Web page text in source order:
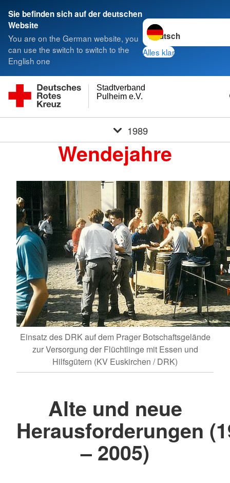
Sie befinden sich auf der deutschen
Website
You are on the German website, you
can use the switch to switch to the
English one
Sprache wechseln zu
Alles klar
Pulheim e.V.
Stadtverband
1989
Wendejahre
Einsatz des DRK auf dem Prager Botschaftsgelände
zur Versorgung der Flüchtlinge mit Essen und
Hilfsgütern (KV Euskirchen / DRK)
Alte und neue
Herausforderungen
– 2005)